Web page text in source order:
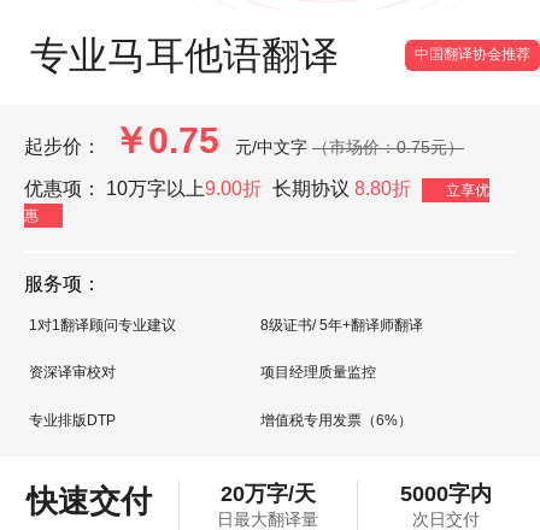
专业马耳他语翻译 中国翻译协会推荐
起步价： ￥0.75 元/中文字 （市场价：0.75元）
优惠项： 10万字以上9.00折 长期协议 8.80折
立享优
惠
服务项：
1对1翻译顾问专业建议 8级证书/ 5年+翻译师翻译
资深译审校对 项目经理质量监控
专业排版DTP 增值税专用发票（6%）
快速交付 20万字/天
日最大翻译量
5000字内
次日交付